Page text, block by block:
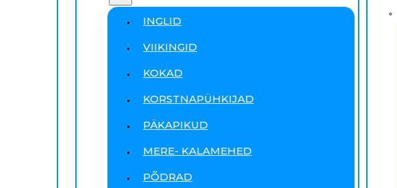
INGLID
VIIKINGID
KOKAD
KORSTNAPÜHKIJAD
PÄKAPIKUD
MERE- KALAMEHED
PÕDRAD